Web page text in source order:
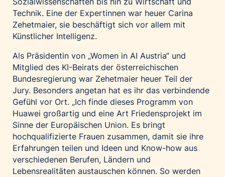
Technik. Eine der Expertinnen war heuer Carina
Zehetmaier, sie beschäftigt sich vor allem mit
Künstlicher Intelligenz.
Als Präsidentin von „Women in AI Austria“ und
Mitglied des KI-Beirats der österreichischen
Bundesregierung war Zehetmaier heuer Teil der
Jury. Besonders angetan hat es ihr das verbindende
Gefühl vor Ort. „Ich finde dieses Programm von
Huawei großartig und eine Art Friedensprojekt im
Sinne der Europäischen Union. Es bringt
hochqualifizierte Frauen zusammen, damit sie ihre
Erfahrungen teilen und Ideen und Know-how aus
verschiedenen Berufen, Ländern und
Lebensrealitäten austauschen können. So werden